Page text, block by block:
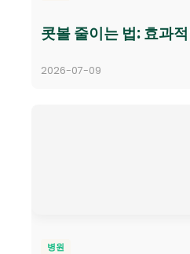
콧볼 줄이는 법: 효과
2026-07-09
병원